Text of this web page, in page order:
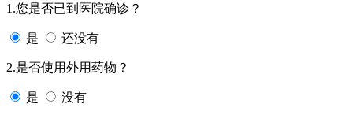
1.您是否已到医院确诊？
是 还没有
2.是否使用外用药物？
是 没有